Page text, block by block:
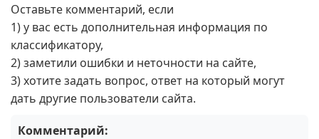
Оставьте комментарий, если
1) у вас есть дополнительная информация по
классификатору,
2) заметили ошибки и неточности на сайте,
3) хотите задать вопрос, ответ на который могут
дать другие пользователи сайта.
Комментарий: